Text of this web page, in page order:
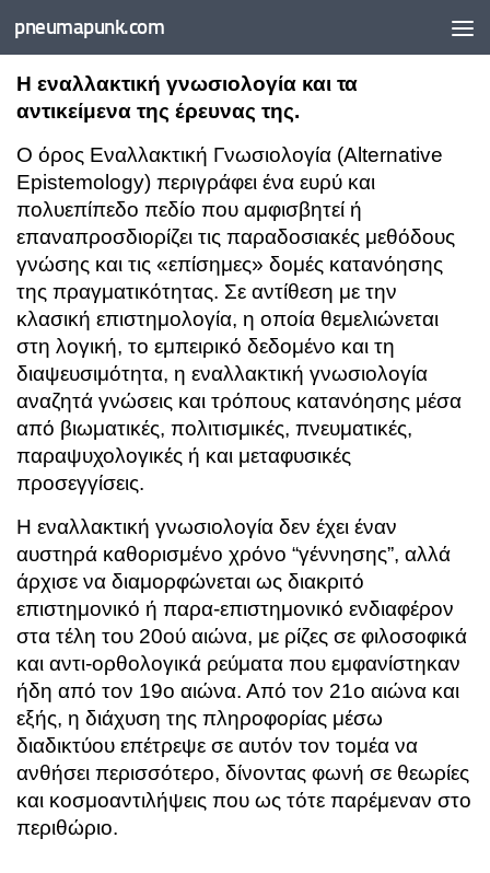
Skip to content
pneumapunk.com
Η εναλλακτική γνωσιολογία και τα
αντικείμενα της έρευνας της.
Ο όρος Εναλλακτική Γνωσιολογία (Alternative
Epistemology) περιγράφει ένα ευρύ και
πολυεπίπεδο πεδίο που αμφισβητεί ή
επαναπροσδιορίζει τις παραδοσιακές μεθόδους
γνώσης και τις «επίσημες» δομές κατανόησης
της πραγματικότητας. Σε αντίθεση με την
κλασική επιστημολογία, η οποία θεμελιώνεται
στη λογική, το εμπειρικό δεδομένο και τη
διαψευσιμότητα, η εναλλακτική γνωσιολογία
αναζητά γνώσεις και τρόπους κατανόησης μέσα
από βιωματικές, πολιτισμικές, πνευματικές,
παραψυχολογικές ή και μεταφυσικές
προσεγγίσεις.
Η εναλλακτική γνωσιολογία δεν έχει έναν
αυστηρά καθορισμένο χρόνο “γέννησης”, αλλά
άρχισε να διαμορφώνεται ως διακριτό
επιστημονικό ή παρα-επιστημονικό ενδιαφέρον
στα τέλη του 20ού αιώνα, με ρίζες σε φιλοσοφικά
και αντι-ορθολογικά ρεύματα που εμφανίστηκαν
ήδη από τον 19ο αιώνα. Από τον 21ο αιώνα και
εξής, η διάχυση της πληροφορίας μέσω
διαδικτύου επέτρεψε σε αυτόν τον τομέα να
ανθήσει περισσότερο, δίνοντας φωνή σε θεωρίες
και κοσμοαντιλήψεις που ως τότε παρέμεναν στο
περιθώριο.